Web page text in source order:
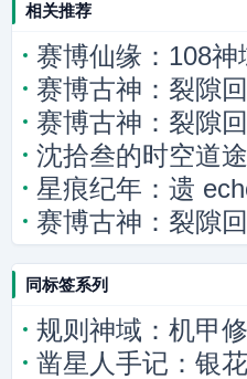
相关推荐
赛博仙缘：108
赛博古神：裂隙
赛博古神：裂隙
沈拾叁的时空道
星痕纪年：遗
赛博古神：裂隙
同标签系列
规则神域：机甲
凿星人手记：银